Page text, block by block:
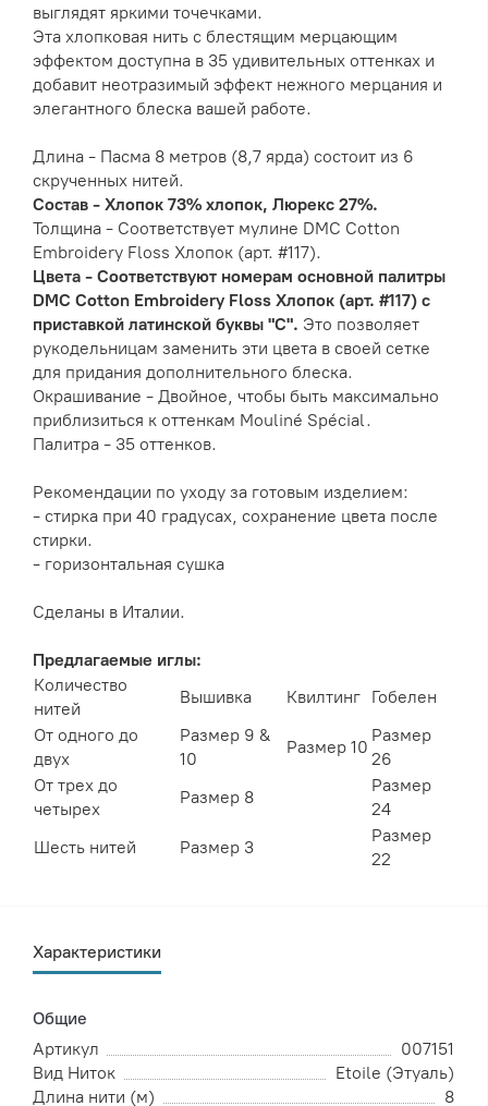
выглядят яркими точечками.
Эта хлопковая нить с блестящим мерцающим
эффектом доступна в 35 удивительных оттенках и
добавит неотразимый эффект нежного мерцания и
элегантного блеска вашей работе.
Длина - Пасма 8 метров (8,7 ярда) состоит из 6
скрученных нитей.
Состав - Хлопок 73% хлопок, Люрекс 27%.
Толщина - Соответствует мулине DMC Cotton
Embroidery Floss Хлопок (арт. #117).
Цвета - Соответствуют номерам основной палитры
DMC Cotton Embroidery Floss Хлопок (арт. #117) с
приставкой латинской буквы "С". Это позволяет
рукодельницам заменить эти цвета в своей сетке
для придания дополнительного блеска.
Окрашивание - Двойное, чтобы быть максимально
приблизиться к оттенкам Mouliné Spécial.
Палитра - 35 оттенков.
Рекомендации по уходу за готовым изделием:
- стирка при 40 градусах, сохранение цвета после
стирки.
- горизонтальная сушка
Сделаны в Италии.
Предлагаемые иглы:
Количество
нитей
Вышивка Квилтинг Гобелен
От одного до
двух
Размер 9 &
10
Размер 10
Размер
26
От трех до
четырех
Размер 8
Размер
24
Шесть нитей
Размер 3
Размер
22
Характеристики
Общие
Артикул
007151
Вид Ниток
Etoile (Этуаль)
Длина нити (м)
8